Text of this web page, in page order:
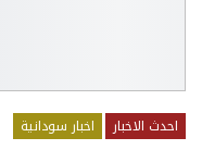
احدث الاخبار
اخبار سودانية